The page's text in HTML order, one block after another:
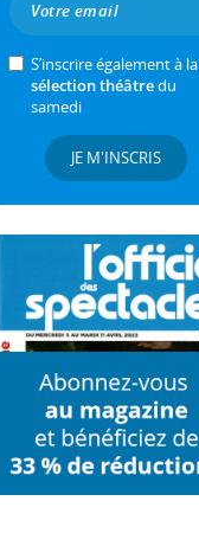
S’inscrire également à la
sélection théâtredu
samedi
JE M'INSCRIS